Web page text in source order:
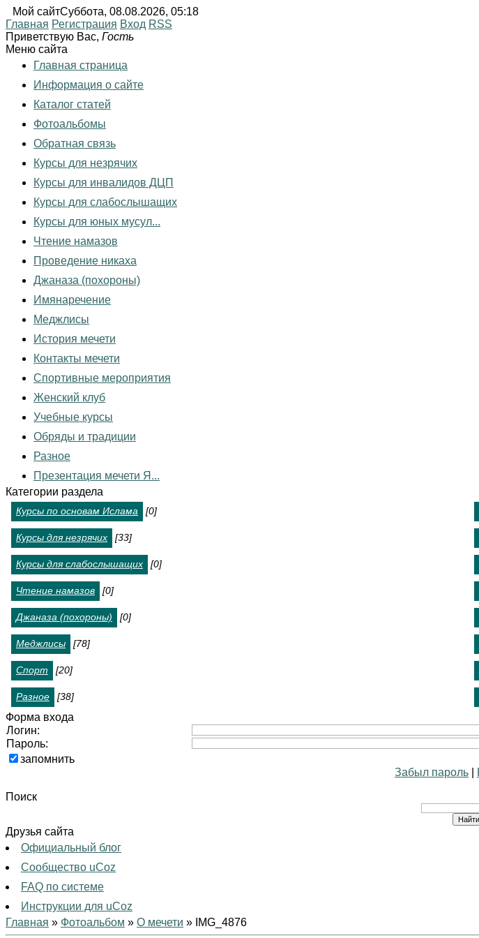
Мой сайтСуббота, 08.08.2026, 05:18
Главная Регистрация Вход RSS
Приветствую Вас, Гость
Меню сайта
Главная страница
Информация о сайте
Каталог статей
Фотоальбомы
Обратная связь
Курсы для незрячих
Курсы для инвалидов ДЦП
Курсы для слабослышащих
Курсы для юных мусул...
Чтение намазов
Проведение никаха
Джаназа (похороны)
Имянаречение
Меджлисы
История мечети
Контакты мечети
Спортивные мероприятия
Женский клуб
Учебные курсы
Обряды и традиции
Разное
Презентация мечети Я...
Категории раздела
Курсы по основам Ислама [0]
Курсы для незрячих [33]
Курсы для слабослышащих [0]
Чтение намазов [0]
Джаназа (похороны) [0]
Меджлисы [78]
Спорт [20]
Разное [38]
Форма входа
Логин:
Пароль:
запомнить
Забыл пароль
Поиск
Друзья сайта
Официальный блог
Сообщество uCoz
FAQ по системе
Инструкции для uCoz
Главная » Фотоальбом » О мечети » IMG_4876